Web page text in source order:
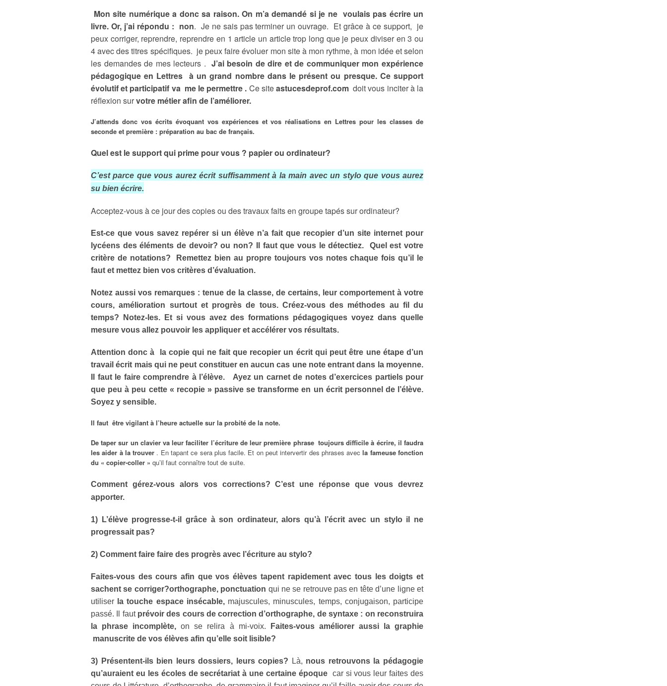
Mon site numérique a donc sa raison. On m’a demandé si je ne voulais pas écrire un
livre. Or, j’ai répondu : non. Je ne sais pas terminer un ouvrage. Et grâce à ce support, je
peux corriger, reprendre, reprendre en 1 article un article trop long que je peux diviser en 3 ou
4 avec des titres spécifiques. je peux faire évoluer mon site à mon rythme, à mon idée et selon
les demandes de mes lecteurs . J’ai besoin de dire et de communiquer mon expérience
pédagogique en Lettres à un grand nombre dans le présent ou presque. Ce support
évolutif et participatif va me le permettre . Ce siteastucesdeprof.comdoit vous inciter à la
réflexion survotre métier afin de l’améliorer.
J’attends donc vos écrits évoquant vos expériences et vos réalisations en Lettres pour les classes de
seconde et première : préparation au bac de français.
Quel est le support qui prime pour vous ? papier ou ordinateur?
C’est parce que vous aurez écrit suffisamment à la main avec un stylo que vous aurez
su bien écrire.
Acceptez-vous à ce jour des copies ou des travaux faits en groupe tapés sur ordinateur?
Est-ce que vous savez repérer si un élève n’a fait que recopier d’un site internet pour
lycéens des éléments de devoir? ou non? Il faut que vous le détectiez.
Quel est votre
critère de notations? Remettez bien au propre toujours vos notes chaque fois qu’il le
faut et mettez bien vos critères d’évaluation.
Notez aussi vos remarques : tenue de la classe, de certains, leur comportement à votre
cours, amélioration surtout et progrès de tous. Créez-vous des méthodes au fil du
temps? Notez-les. Et si vous avez des formations pédagogiques voyez dans quelle
mesure vous allez pouvoir les appliquer et accélérer vos résultats.
Attention donc à la copie qui ne fait que recopier un écrit qui peut être une étape d’un
travail écrit mais qui ne peut constituer en aucun cas une note entrant dans la moyenne.
Il faut le faire comprendre à l’élève. Ayez un carnet de notes d’exercices partiels pour
que peu à peu cette « recopie » passive se transforme en un écrit personnel de l’élève.
Soyez y sensible.
Il faut être vigilant à l’heure actuelle sur la probité de la note.
De taper sur un clavier va leur faciliter l’écriture de leur première phrase toujours difficile à écrire, il faudra
les aider à la trouver . En tapant ce sera plus facile. Et on peut intervertir des phrases avecla fameuse fonction
du « copier-coller » qu’il faut connaître tout de suite.
Comment gérez-vous alors vos corrections? C’est une réponse que vous devrez
apporter.
1) L’élève progresse-t-il grâce à son ordinateur, alors qu’à l’écrit avec un stylo il ne
progressait pas?
2) Comment faire faire des progrès avec l’écriture au stylo?
Faites-vous des cours afin que vos élèves tapent rapidement avec tous les doigts et
sachent se corriger?orthographe, ponctuation qui ne se retrouve pas en tête d’une ligne et
utiliser la touche espace insécable,majuscules, minuscules, temps, conjugaison, participe
passé. Il faut prévoir des cours de correction d’orthographe, de syntaxe : on reconstruira
la phrase incomplète, on se relira à mi-voix. Faites-vous améliorer aussi la graphie
manuscrite de vos élèves afin qu’elle soit lisible?
3) Présentent-ils bien leurs dossiers, leurs copies? Là, nous retrouvons la pédagogie
qu’auraient eu les écoles de secrétariat à une certaine époquecar si vous leur faites des